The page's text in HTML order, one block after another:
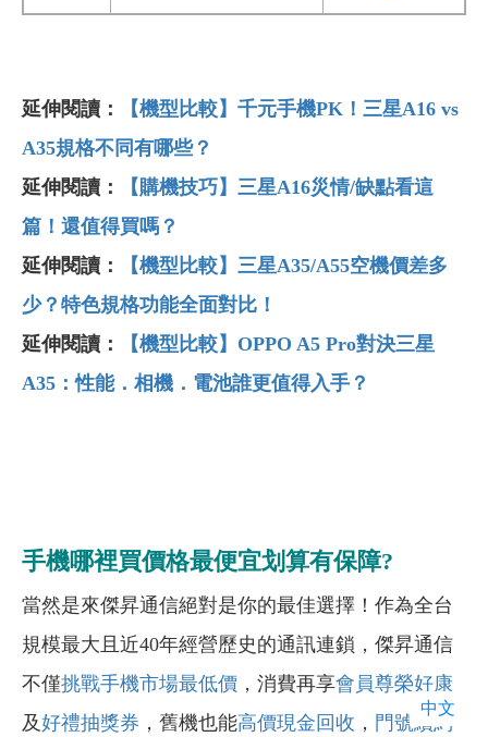
延伸閱讀：
【機型比較】千元手機PK！三星A16 vs
A35規格不同有哪些？
延伸閱讀：
【購機技巧】三星A16災情/缺點看這
篇！還值得買嗎？
延伸閱讀：
【機型比較】三星A35/A55空機價差多
少？特色規格功能全面對比！
延伸閱讀：
【機型比較】OPPO A5 Pro對決三星
A35 ：性能．相機．電池誰更值得入手？
手機哪裡買價格最便宜划算有保障?
當然是來傑昇通信絕對是你的最佳選擇！作為全台
規模最大且近40年經營歷史的通訊連鎖，傑昇通信
不僅挑戰手機市場最低價 ，消費再享會員尊榮好康
及好禮抽獎券 ，舊機也能高價現金回收 ， 門號續約
中文